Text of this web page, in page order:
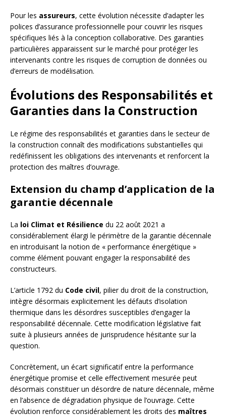
Pour les assureurs, cette évolution nécessite d’adapter les
polices d’assurance professionnelle pour couvrir les risques
spécifiques liés à la conception collaborative. Des garanties
particulières apparaissent sur le marché pour protéger les
intervenants contre les risques de corruption de données ou
d’erreurs de modélisation.
Évolutions des Responsabilités et
Garanties dans la Construction
Le régime des responsabilités et garanties dans le secteur de
la construction connaît des modifications substantielles qui
redéfinissent les obligations des intervenants et renforcent la
protection des maîtres d’ouvrage.
Extension du champ d’application de la
garantie décennale
La loi Climat et Résilience du 22 août 2021 a
considérablement élargi le périmètre de la garantie décennale
en introduisant la notion de « performance énergétique »
comme élément pouvant engager la responsabilité des
constructeurs.
L’article 1792 du Code civil, pilier du droit de la construction,
intègre désormais explicitement les défauts d’isolation
thermique dans les désordres susceptibles d’engager la
responsabilité décennale. Cette modification législative fait
suite à plusieurs années de jurisprudence hésitante sur la
question.
Concrètement, un écart significatif entre la performance
énergétique promise et celle effectivement mesurée peut
désormais constituer un désordre de nature décennale, même
en l’absence de dégradation physique de l’ouvrage. Cette
évolution renforce considérablement les droits des maîtres